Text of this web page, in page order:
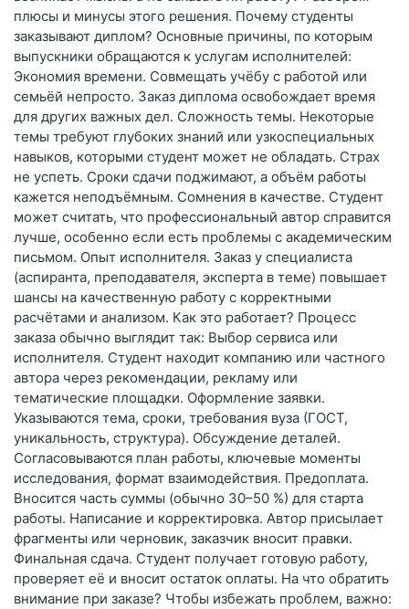
плюсы и минусы этого решения. Почему студенты
заказывают диплом? Основные причины, по которым
выпускники обращаются к услугам исполнителей:
Экономия времени. Совмещать учёбу с работой или
семьёй непросто. Заказ диплома освобождает время
для других важных дел. Сложность темы. Некоторые
темы требуют глубоких знаний или узкоспециальных
навыков, которыми студент может не обладать. Страх
не успеть. Сроки сдачи поджимают, а объём работы
кажется неподъёмным. Сомнения в качестве. Студент
может считать, что профессиональный автор справится
лучше, особенно если есть проблемы с академическим
письмом. Опыт исполнителя. Заказ у специалиста
(аспиранта, преподавателя, эксперта в теме) повышает
шансы на качественную работу с корректными
расчётами и анализом. Как это работает? Процесс
заказа обычно выглядит так: Выбор сервиса или
исполнителя. Студент находит компанию или частного
автора через рекомендации, рекламу или
тематические площадки. Оформление заявки.
Указываются тема, сроки, требования вуза (ГОСТ,
уникальность, структура). Обсуждение деталей.
Согласовываются план работы, ключевые моменты
исследования, формат взаимодействия. Предоплата.
Вносится часть суммы (обычно 30–50 %) для старта
работы. Написание и корректировка. Автор присылает
фрагменты или черновик, заказчик вносит правки.
Финальная сдача. Студент получает готовую работу,
проверяет её и вносит остаток оплаты. На что обратить
внимание при заказе? Чтобы избежать проблем, важно: